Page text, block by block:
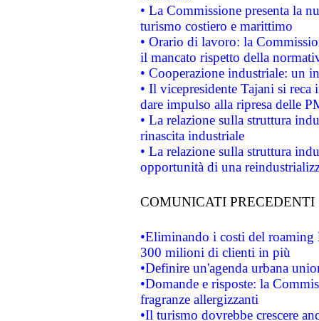
• La Commissione presenta la
turismo costiero e marittimo
• Orario di lavoro: la
il mancato rispetto della
• Cooperazione industriale: un
• Il vicepresidente Tajani si
dare impulso alla ripresa delle
• La relazione sulla struttura
rinascita industriale
• La relazione sulla struttura
opportunità di una
COMUNICATI PRECEDENTI
•Eliminando i costi del roaming
300 milioni di clienti in più
•Definire un'agenda urbana
•Domande e risposte: la
fragranze allergizzanti
•Il turismo dovrebbe crescere